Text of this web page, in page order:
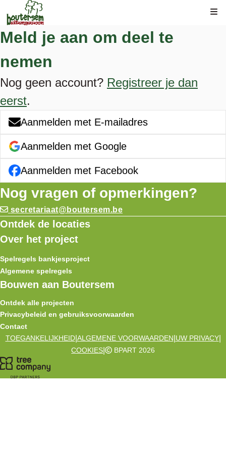
Meld je aan om deel te
nemen
Nog geen account? Registreer je dan
eerst.
Aanmelden met E-mailadres
Aanmelden met Google
Aanmelden met Facebook
Nog vragen of opmerkingen?
secretariaat@boutersem.be
Ontdek de locaties
Over het project
Spelregels bankjesproject
Algemene spelregels
Bouwen aan Boutersem
Ontdek alle projecten
Privacybeleid en gebruiksvoorwaarden
Contact
TOEGANKELIJKHEID| ALGEMENE VOORWAARDEN UW PRIVACY|
COOKIES | BPART 2026